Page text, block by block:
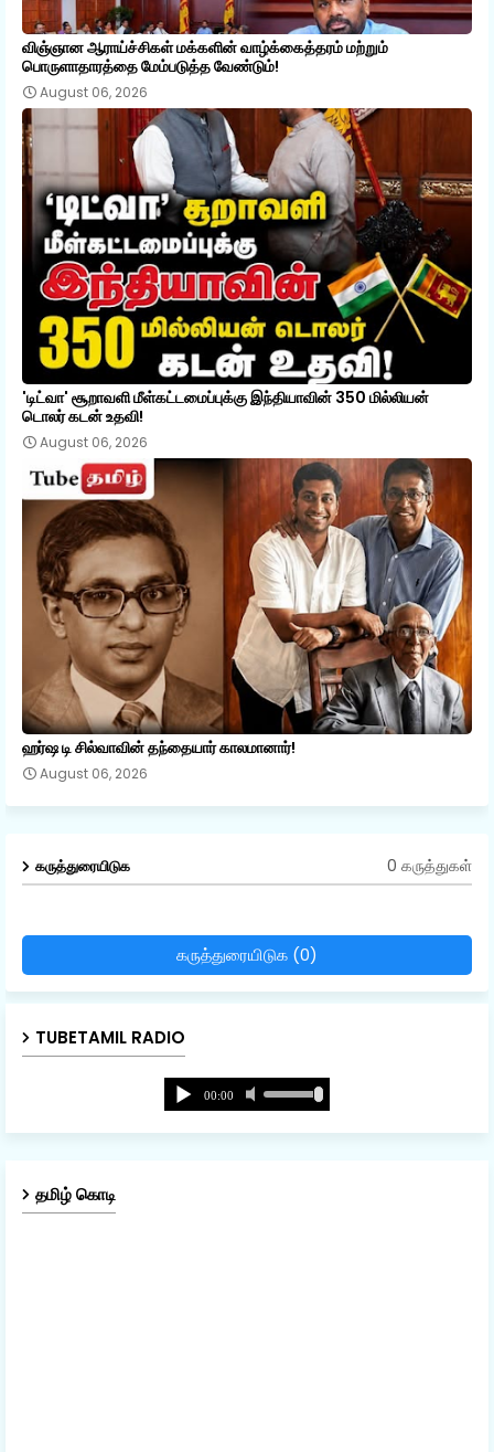
விஞ்ஞான ஆராய்ச்சிகள் மக்களின் வாழ்க்கைத்தரம் மற்றும்
பொருளாதாரத்தை மேம்படுத்த வேண்டும்!
August 06, 2026
'டிட்வா' சூறாவளி மீள்கட்டமைப்புக்கு இந்தியாவின் 350 மில்லியன்
டொலர் கடன் உதவி!
August 06, 2026
ஹர்ஷ டி சில்வாவின் தந்தையார் காலமானார்!
August 06, 2026
கருத்துரையிடுக 0 கருத்துகள்
கருத்துரையிடுக (0)
TUBETAMIL RADIO
தமிழ் கொடி